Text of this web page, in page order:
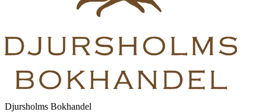
Djursholms Bokhandel